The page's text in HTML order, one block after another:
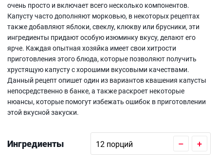
очень просто и включает всего несколько компонентов.
Капусту часто дополняют морковью, в некоторых рецептах
также добавляют яблоки, свеклу, клюкву или брусники, эти
ингредиенты придают особую изюминку вкусу, делают его
ярче. Каждая опытная хозяйка имеет свои хитрости
приготовления этого блюда, которые позволяют получить
хрустящую капусту с хорошими вкусовыми качествами.
Данный рецепт опишет один из вариантов квашения капусты
непосредственно в банке, а также раскроет некоторые
нюансы, которые помогут избежать ошибок в приготовлении
этой вкусной закуски.
Ингредиенты – +